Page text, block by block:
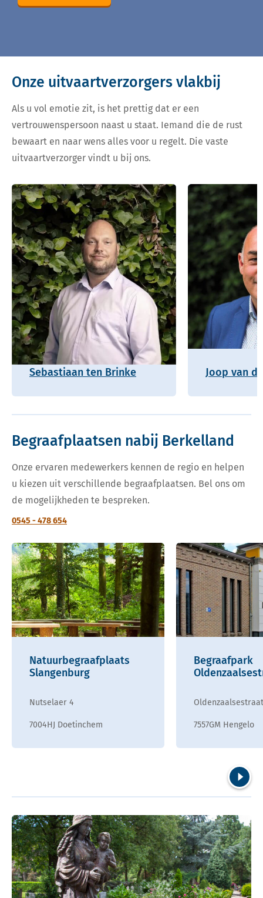
Onze uitvaartverzorgers vlakbij
Als u vol emotie zit, is het prettig dat er een
vertrouwenspersoon naast u staat. Iemand die de rust
bewaart en naar wens alles voor u regelt. Die vaste
uitvaartverzorger vindt u bij ons.
Sebastiaan ten Brinke Joop van
Begraafplaatsen nabij Berkelland
Onze ervaren medewerkers kennen de regio en helpen
u kiezen uit verschillende begraafplaatsen. Bel ons om
de mogelijkheden te bespreken.
0545 - 478 654
Natuurbegraafplaats
Slangenburg
Nutselaer 4
7004HJ Doetinchem
Begraafpark
7557GM Hengelo